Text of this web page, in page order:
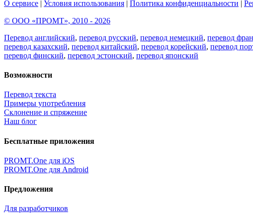
О сервисе | Условия использования | Политика конфиденциальности |
© ООО «ПРОМТ», 2010 - 2026
Перевод английский, перевод русский, перевод немецкий, перевод
перевод казахский, перевод китайский, перевод корейский, перевод
перевод финский, перевод эстонский, перевод японский
Возможности
Перевод текста
Примеры употребления
Склонение и спряжение
Наш блог
Бесплатные приложения
PROMT.One для iOS
PROMT.One для Android
Предложения
Для разработчиков